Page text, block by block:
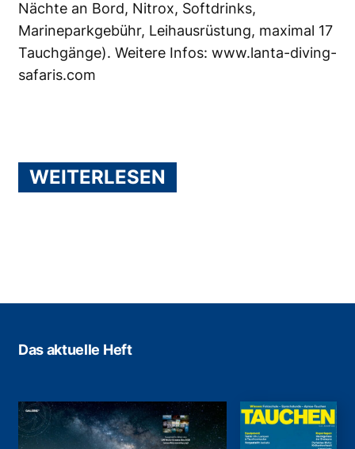
Nächte an Bord, Nitrox, Softdrinks,
Marineparkgebühr, Leihausrüstung, maximal 17
Tauchgänge). Weitere Infos: www.lanta-diving-
safaris.com
WEITERLESEN
Das aktuelle Heft